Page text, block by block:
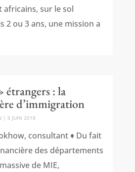
sur le sol
2 ou 3 ans, une mission a
: la
d’immigration
| 5 JUIN 2018
consultant ♦ Du fait
des départements
de MIE,